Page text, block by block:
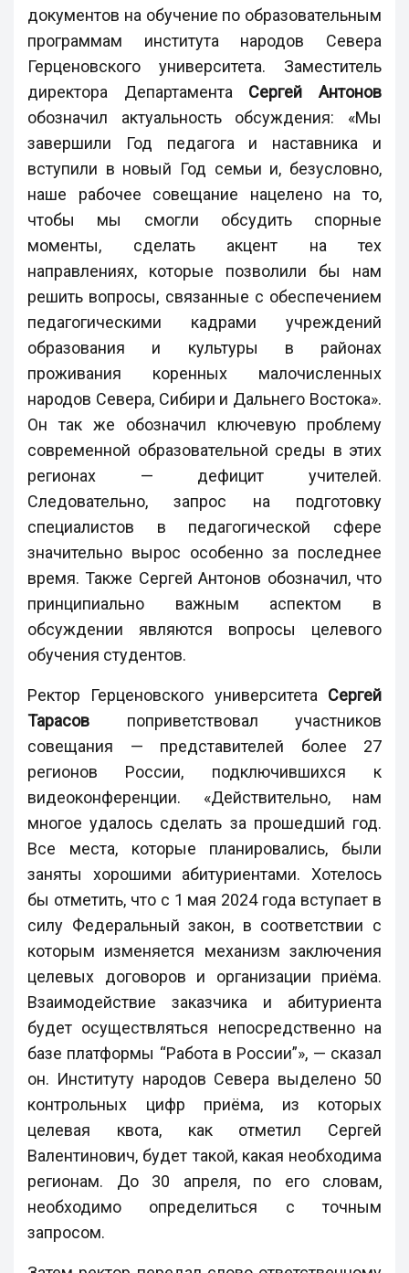
документов на обучение по образовательным
программам института народов Севера
Герценовского университета. Заместитель
директора Департамента Сергей Антонов
обозначил актуальность обсуждения: «Мы
завершили Год педагога и наставника и
вступили в новый Год семьи и, безусловно,
наше рабочее совещание нацелено на то,
чтобы мы смогли обсудить спорные
моменты, сделать акцент на тех
направлениях, которые позволили бы нам
решить вопросы, связанные с обеспечением
педагогическими кадрами учреждений
образования и культуры в районах
проживания коренных малочисленных
народов Севера, Сибири и Дальнего Востока».
Он так же обозначил ключевую проблему
современной образовательной среды в этих
регионах — дефицит учителей.
Следовательно, запрос на подготовку
специалистов в педагогической сфере
значительно вырос особенно за последнее
время. Также Сергей Антонов обозначил, что
принципиально важным аспектом в
обсуждении являются вопросы целевого
обучения студентов.
Ректор Герценовского университета Сергей
Тарасов поприветствовал
участников
совещания — представителей более 27
регионов России, подключившихся к
видеоконференции. «Действительно, нам
многое удалось сделать за прошедший год.
Все места, которые планировались, были
заняты хорошими абитуриентами. Хотелось
бы отметить, что с 1 мая 2024 года вступает в
силу Федеральный закон, в соответствии с
которым изменяется механизм заключения
целевых договоров и организации приёма.
Взаимодействие заказчика и абитуриента
будет осуществляться непосредственно на
базе платформы “Работа в России”», — сказал
он. Институту народов Севера выделено 50
контрольных цифр приёма, из которых
целевая квота, как отметил Сергей
Валентинович, будет такой, какая необходима
регионам. До 30 апреля, по его словам,
необходимо определиться с точным
запросом.